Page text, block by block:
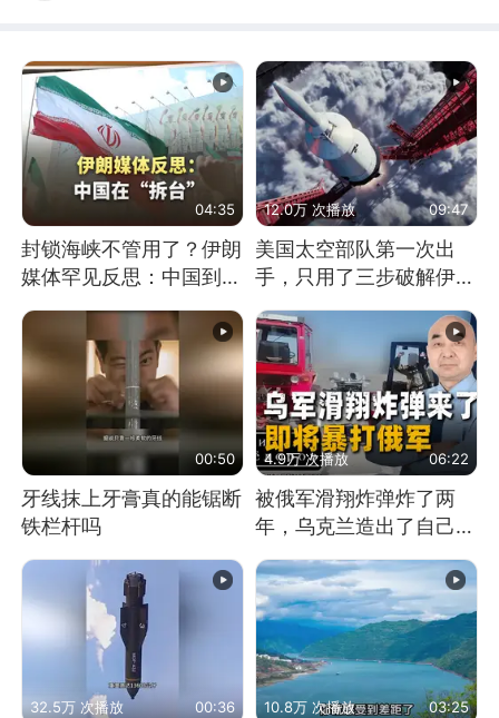
04:35
封锁海峡不管用了？伊朗
媒体罕见反思：中国到底
是不是在"拆台"
12.0万 次播放 09:47
美国太空部队第一次出
手，只用了三步破解伊朗
防空
00:50
牙线抹上牙膏真的能锯断
铁栏杆吗
4.9万 次播放 06:22
被俄军滑翔炸弹炸了两
年，乌克兰造出了自己
32.5万 次播放 00:36 10.8万 次播放 03:25